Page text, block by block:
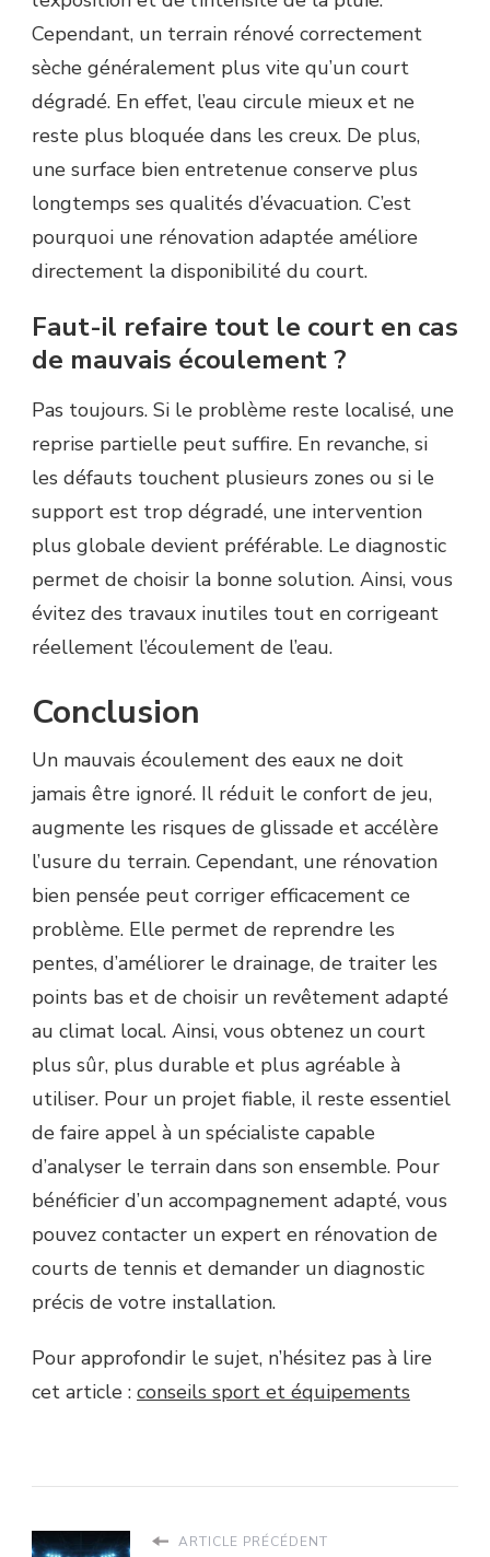
Cependant, un terrain rénové correctement
sèche généralement plus vite qu’un court
dégradé. En effet, l’eau circule mieux et ne
reste plus bloquée dans les creux. De plus,
une surface bien entretenue conserve plus
longtemps ses qualités d’évacuation. C’est
pourquoi une rénovation adaptée améliore
directement la disponibilité du court.
Faut-il refaire tout le court en cas
de mauvais écoulement ?
Pas toujours. Si le problème reste localisé, une
reprise partielle peut suffire. En revanche, si
les défauts touchent plusieurs zones ou si le
support est trop dégradé, une intervention
plus globale devient préférable. Le diagnostic
permet de choisir la bonne solution. Ainsi, vous
évitez des travaux inutiles tout en corrigeant
réellement l’écoulement de l’eau.
Conclusion
Un mauvais écoulement des eaux ne doit
jamais être ignoré. Il réduit le confort de jeu,
augmente les risques de glissade et accélère
l’usure du terrain. Cependant, une rénovation
bien pensée peut corriger efficacement ce
problème. Elle permet de reprendre les
pentes, d’améliorer le drainage, de traiter les
points bas et de choisir un revêtement adapté
au climat local. Ainsi, vous obtenez un court
plus sûr, plus durable et plus agréable à
utiliser. Pour un projet fiable, il reste essentiel
de faire appel à un spécialiste capable
d’analyser le terrain dans son ensemble. Pour
bénéficier d’un accompagnement adapté, vous
pouvez contacter un expert en rénovation de
courts de tennis et demander un diagnostic
précis de votre installation.
Pour approfondir le sujet, n’hésitez pas à lire
cet article : conseils sport et équipements
ARTICLE PRÉCÉDENT